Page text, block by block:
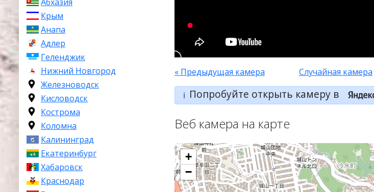
Крым
Анапа
Адлер
Геленджик
Нижний Новгород
Железноводск
Кисловодск
Кострома
Коломна
Калининград
Екатеринбург
Хабаровск
Краснодар
« Предыдущая камера Случайная камера
ℹ️ Попробуйте открыть камеру в
Веб камера на карте
+
−